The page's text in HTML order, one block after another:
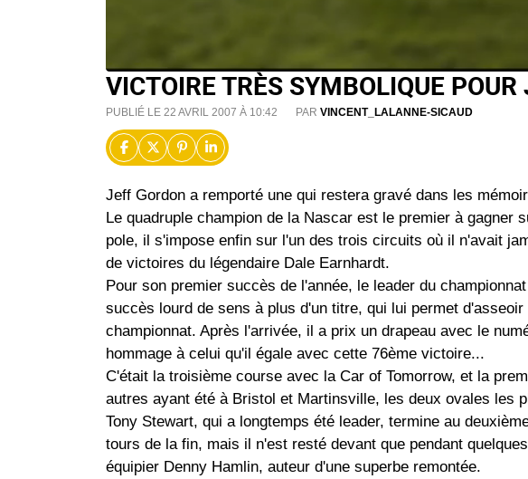
VICTOIRE TRÈS SYMBOLIQUE POUR
PUBLIÉ LE 22 AVRIL 2007 À 10:42 PAR VINCENT_LALANNE-SICAUD
Jeff Gordon a remporté une qui restera gravé dans les
Le quadruple champion de la Nascar est le premier à gagner
pole, il s'impose enfin sur l'un des trois circuits où il n'avait
de victoires du légendaire Dale Earnhardt.
Pour son premier succès de l'année, le leader du
succès lourd de sens à plus d'un titre, qui lui permet
championnat. Après l'arrivée, il a prix un drapeau avec le
hommage à celui qu'il égale avec cette 76ème victoire...
C'était la troisième course avec la Car of Tomorrow, et la
autres ayant été à Bristol et Martinsville, les deux ovales les
Tony Stewart, qui a longtemps été leader, termine au
tours de la fin, mais il n'est resté devant que pendant
équipier Denny Hamlin, auteur d'une superbe remontée.